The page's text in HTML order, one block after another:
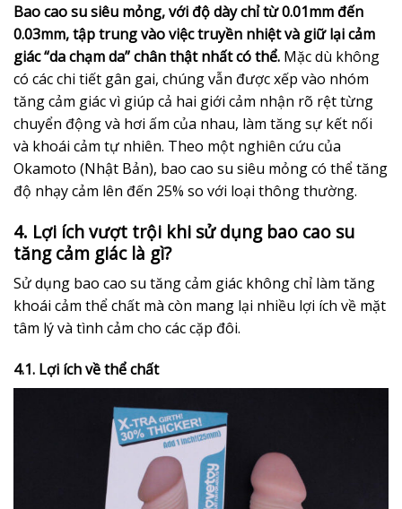
Bao cao su siêu mỏng, với độ dày chỉ từ 0.01mm đến
0.03mm, tập trung vào việc truyền nhiệt và giữ lại cảm
giác “da chạm da” chân thật nhất có thể. Mặc dù không
có các chi tiết gân gai, chúng vẫn được xếp vào nhóm
tăng cảm giác vì giúp cả hai giới cảm nhận rõ rệt từng
chuyển động và hơi ấm của nhau, làm tăng sự kết nối
và khoái cảm tự nhiên. Theo một nghiên cứu của
Okamoto (Nhật Bản), bao cao su siêu mỏng có thể tăng
độ nhạy cảm lên đến 25% so với loại thông thường.
4. Lợi ích vượt trội khi sử dụng bao cao su
tăng cảm giác là gì?
Sử dụng bao cao su tăng cảm giác không chỉ làm tăng
khoái cảm thể chất mà còn mang lại nhiều lợi ích về mặt
tâm lý và tình cảm cho các cặp đôi.
4.1. Lợi ích về thể chất